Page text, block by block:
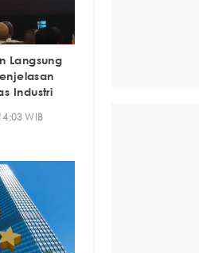
Langsung
Industri
WIB